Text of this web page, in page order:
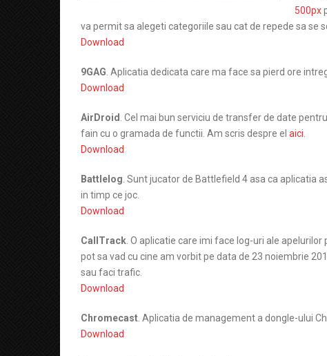
500px
va permit sa alegeti categoriile sau cat de repede sa se
Download
9GAG . Aplicatia dedicata care ma face sa pierd ore
Download
AirDroid . Cel mai bun serviciu de transfer de date
fain cu o gramada de functii. Am scris despre el aici
Download
Battlelog . Sunt jucator de Battlefield 4 asa ca aplicatia
in timp ce joc.
Download
CallTrack . O aplicatie care imi face log-uri ale
pot sa vad cu cine am vorbit pe data de 23 noiembrie
sau faci trafic.
Download
Chromecast . Aplicatia de management a dongle-ului
Download